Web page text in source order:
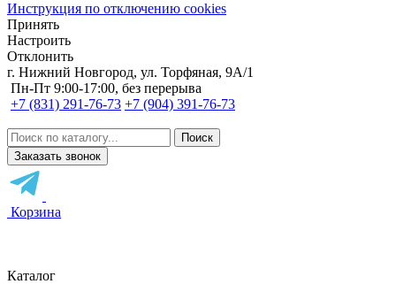
Инструкция по отключению cookies
Принять
Настроить
Отклонить
г. Нижний Новгород, ул. Торфяная, 9А/1
Пн-Пт 9:00-17:00, без перерыва
+7 (831) 291-76-73 +7 (904) 391-76-73
Заказать звонок
Корзина
Каталог